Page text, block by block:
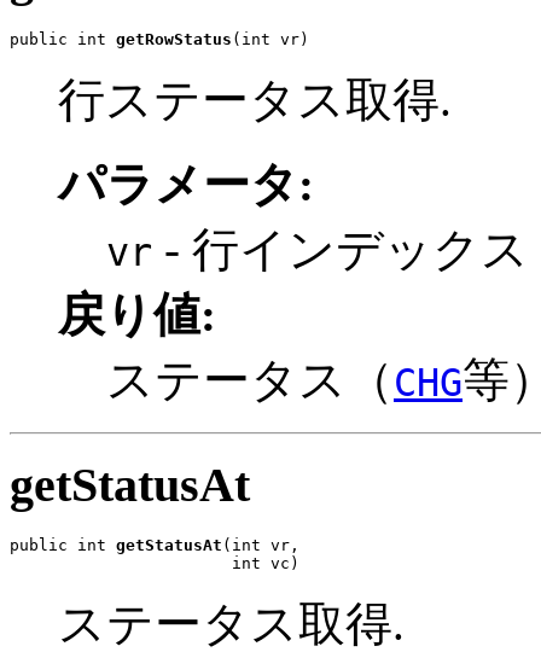
public int getRowStatus (int vr)
行ステータス取得.
パラメータ:
vr - 行インデックス
戻り値:
ステータス（ CHG等
getStatusAt
public int getStatusAt (int vr,
                       int vc)
ステータス取得.